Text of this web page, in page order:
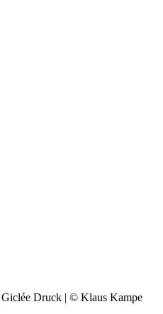
Druck | © Klaus Kampe